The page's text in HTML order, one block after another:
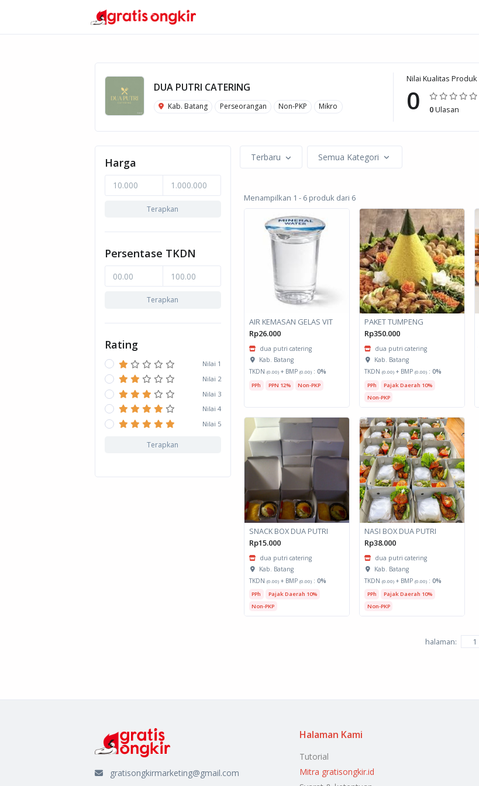
DUA PUTRI CATERING
Kab. Batang Perseorangan Non-PKP Mikro
Nilai Kualitas Produk
0 0Ulasan
Harga
Terapkan
Persentase TKDN
Terapkan
Rating
Nilai 1
Nilai 2
Nilai 3
Nilai 4
Nilai 5
Terapkan
Terbaru Semua Kategori
Menampilkan 1 - 6 produk dari 6
AIR KEMASAN GELAS VIT
Rp26.000
dua putri catering
Kab. Batang
TKDN (0.00)+ BMP (0.00): 0%
PPh PPN 12% Non-PKP
PAKET TUMPENG
Rp350.000
dua putri catering
Kab. Batang
TKDN (0.00)+ BMP (0.00): 0%
PPh
Pajak Daerah 10%
Non-PKP
SNACK BOX DUA PUTRI
Rp15.000
dua putri catering
Kab. Batang
TKDN (0.00)+ BMP (0.00): 0%
PPh
Pajak Daerah 10%
Non-PKP
NASI BOX DUA PUTRI
Rp38.000
dua putri catering
Kab. Batang
TKDN (0.00)+ BMP (0.00): 0%
PPh
Pajak Daerah 10%
Non-PKP
halaman:
gratisongkirmarketing@gmail.com
Halaman Kami
Tutorial
Mitra gratisongkir.id